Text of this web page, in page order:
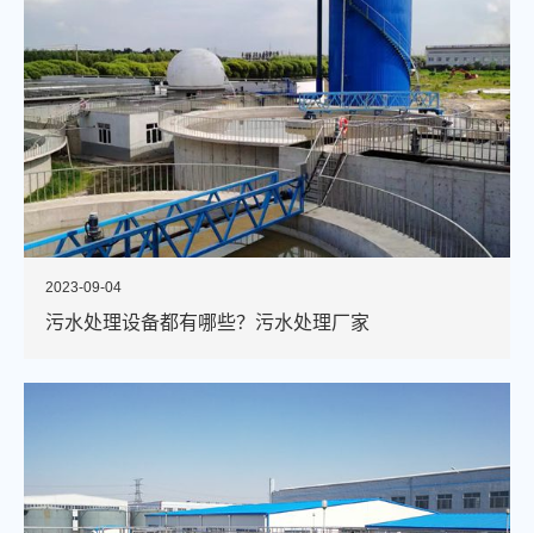
2023-09-04
污水处理设备都有哪些？污水处理厂家